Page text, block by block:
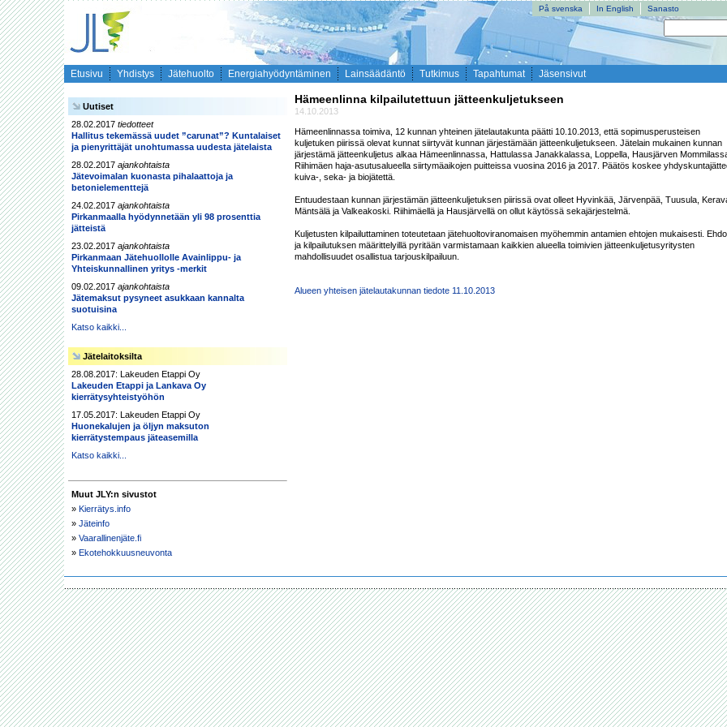
På svenska In English Sanasto
Etusivu Yhdistys Jätehuolto Energiahyödyntäminen Lainsäädäntö Tutkimus Tapahtumat Jäsensivut
Uutiset
28.02.2017 tiedotteet
Hallitus tekemässä uudet ”carunat”? Kuntalaiset
ja pienyrittäjät unohtumassa uudesta jätelaista
28.02.2017 ajankohtaista
Jätevoimalan kuonasta pihalaattoja ja
betonielementtejä
24.02.2017 ajankohtaista
Pirkanmaalla hyödynnetään yli 98 prosenttia
jätteistä
23.02.2017 ajankohtaista
Pirkanmaan Jätehuollolle Avainlippu- ja
Yhteiskunnallinen yritys -merkit
09.02.2017 ajankohtaista
Jätemaksut pysyneet asukkaan kannalta
suotuisina
Katso kaikki...
Jätelaitoksilta
28.08.2017: Lakeuden Etappi Oy
Lakeuden Etappi ja Lankava Oy
kierrätysyhteistyöhön
17.05.2017: Lakeuden Etappi Oy
Huonekalujen ja öljyn maksuton
kierrätystempaus jäteasemilla
Katso kaikki...
Muut JLY:n sivustot
» Kierrätys.info
» Jäteinfo
» Vaarallinenjäte.fi
» Ekotehokkuusneuvonta
Hämeenlinna kilpailutettuun jätteenkuljetukseen
14.10.2013
Hämeenlinnassa toimiva, 12 kunnan yhteinen jätelautakunta päätti 10.10.2013, että sopimusperusteisen
kuljetuken piirissä olevat kunnat siirtyvät kunnan järjestämään jätteenkuljetukseen. Jätelain mukainen kunnan
järjestämä jätteenkuljetus alkaa Hämeenlinnassa, Hattulassa Janakkalassa, Loppella, Hausjärven
Riihimäen haja-asutusalueella siirtymäaikojen puitteissa vuosina 2016 ja 2017. Päätös koskee
kuiva-, seka- ja biojätettä.
Entuudestaan kunnan järjestämän jätteenkuljetuksen piirissä ovat olleet Hyvinkää, Järvenpää, Tuusula,
Mäntsälä ja Valkeakoski. Riihimäellä ja Hausjärvellä on ollut käytössä sekajärjestelmä.
Kuljetusten kilpailuttaminen toteutetaan jätehuoltoviranomaisen myöhemmin antamien ehtojen mukaisesti.
ja kilpailutuksen määrittelyillä pyritään varmistamaan kaikkien alueella toimivien jätteenkuljetusyritysten
mahdollisuudet osallistua tarjouskilpailuun.
Alueen yhteisen jätelautakunnan tiedote 11.10.2013